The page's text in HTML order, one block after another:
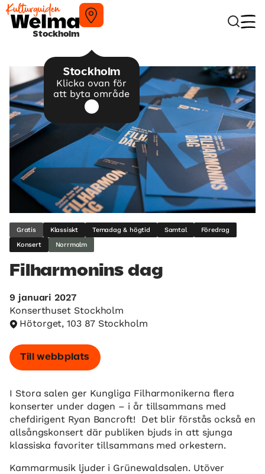
Stockholm
Stockholm
Klicka ovan för
att byta område
Gratis Klassiskt Temadag & högtid Samtal
Föredrag
Konsert
Norrmalm
Filharmonins dag
9 januari 2027
Konserthuset Stockholm
Hötorget, 103 87 Stockholm
Till webbplats
I Stora salen ger Kungliga Filharmonikerna flera
konserter under dagen – i år tillsammans med
chefdirigent Ryan Bancroft! Det blir förstås också en
allsångskonsert där publiken bjuds in att sjunga
klassiska favoriter tillsammans med orkestern.
Kammarmusik ljuder i Grünewaldsalen. Utöver